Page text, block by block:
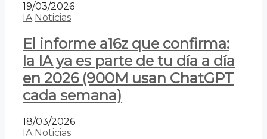
19/03/2026
IA Noticias
El informe a16z que confirma:
la IA ya es parte de tu día a día
en 2026 (900M usan ChatGPT
cada semana)
18/03/2026
IA Noticias